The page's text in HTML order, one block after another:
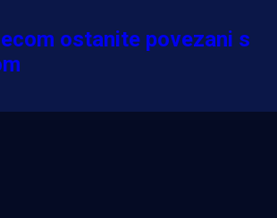
ostanite povezani s